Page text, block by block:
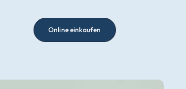
Online einkaufen